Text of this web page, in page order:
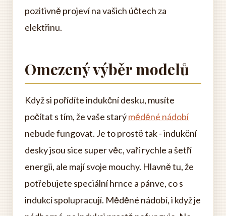
pozitivně projeví na vašich účtech za
elektřinu.
Omezený výběr modelů
Když si pořídíte indukční desku, musíte
počítat s tím, že vaše starýměděné nádobí
nebude fungovat. Je to prostě tak - indukční
desky jsou sice super věc, vaří rychle a šetří
energii, ale mají svoje mouchy. Hlavně tu, že
potřebujete speciální hrnce a pánve, co s
indukcí spolupracují. Měděné nádobí, i když je